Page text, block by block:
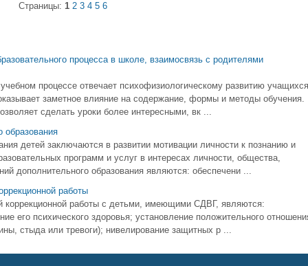
Страницы: 1 2 3 4 5 6
процесса в школе, взаимосвязь с родителями
процессе отвечает психофизиологическому развитию
заметное влияние на содержание, формы и методы обучения.
сделать уроки более интересными, вк ...
образования
детей заключаются в развитии мотивации личности к познанию и
программ и услуг в интересах личности, общества,
дополнительного образования являются: обеспечени ...
работы
коррекционной работы с детьми, имеющими СДВГ, являются:
его психического здоровья; установление положительного
стыда или тревоги); нивелирование защитных р ...